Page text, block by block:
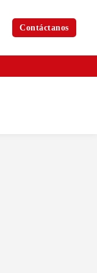
Contáctanos